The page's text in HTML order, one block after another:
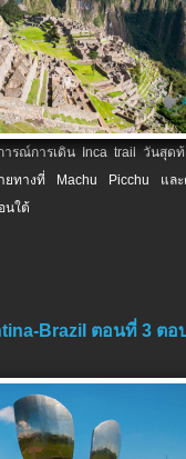
ารณ์การเดิน Inca trail วันสุดท้
ยทางที่ Machu Picchu และ
นใต้
Brazil ตอนที่ 3 ตอ